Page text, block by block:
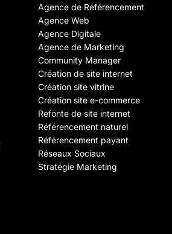
Agence de Référencement
Agence Web
Agence Digitale
Agence de Marketing
Community Manager
Création de site internet
Création site vitrine
Création site e-commerce
Refonte de site internet
Référencement naturel
Référencement payant
Réseaux Sociaux
Stratégie Marketing